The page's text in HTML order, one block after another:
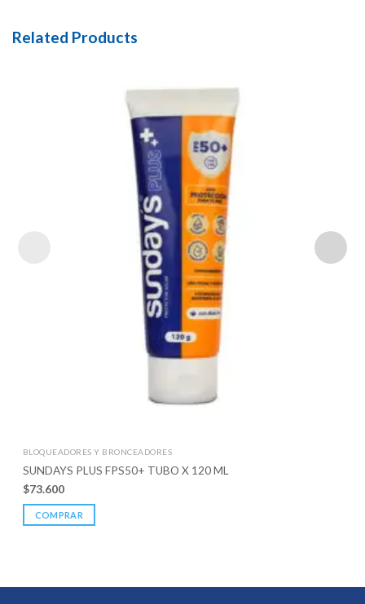
Related Products
BLOQUEADORES Y BRONCEADORES
SUNDAYS PLUS FPS50+ TUBO X 120 ML
$73.600
COMPRAR